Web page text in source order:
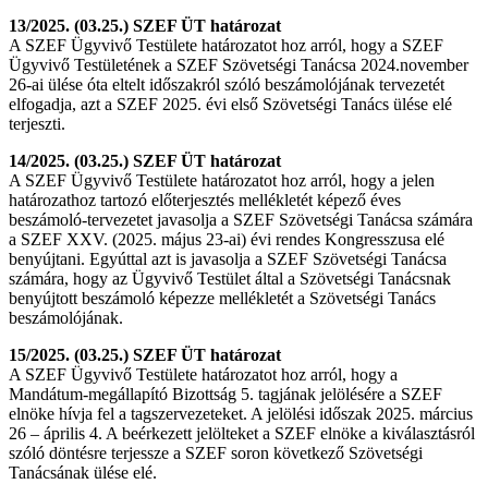
13/2025. (03.25.) SZEF ÜT határozat
A SZEF Ügyvivő Testülete határozatot hoz arról, hogy a SZEF
Ügyvivő Testületének a SZEF Szövetségi Tanácsa 2024.november
26-ai ülése óta eltelt időszakról szóló beszámolójának tervezetét
elfogadja, azt a SZEF 2025. évi első Szövetségi Tanács ülése elé
terjeszti.
14/2025. (03.25.) SZEF ÜT határozat
A SZEF Ügyvivő Testülete határozatot hoz arról, hogy a jelen
határozathoz tartozó előterjesztés mellékletét képező éves
beszámoló-tervezetet javasolja a SZEF Szövetségi Tanácsa számára
a SZEF XXV. (2025. május 23-ai) évi rendes Kongresszusa elé
benyújtani. Egyúttal azt is javasolja a SZEF Szövetségi Tanácsa
számára, hogy az Ügyvivő Testület által a Szövetségi Tanácsnak
benyújtott beszámoló képezze mellékletét a Szövetségi Tanács
beszámolójának.
15/2025. (03.25.) SZEF ÜT határozat
A SZEF Ügyvivő Testülete határozatot hoz arról, hogy a
Mandátum-megállapító Bizottság 5. tagjának jelölésére a SZEF
elnöke hívja fel a tagszervezeteket. A jelölési időszak 2025. március
26 – április 4. A beérkezett jelölteket a SZEF elnöke a kiválasztásról
szóló döntésre terjessze a SZEF soron következő Szövetségi
Tanácsának ülése elé.